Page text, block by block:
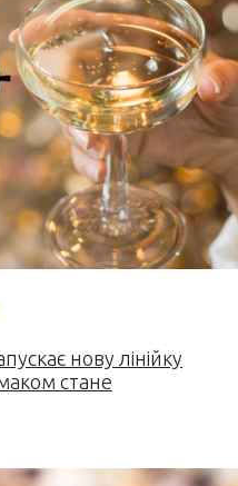
нову лінійку
стане